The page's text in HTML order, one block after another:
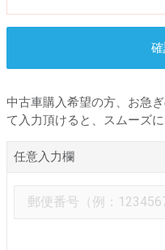
中古車購入希望の方、お急
て入力頂けると、スムーズに
任意入力欄